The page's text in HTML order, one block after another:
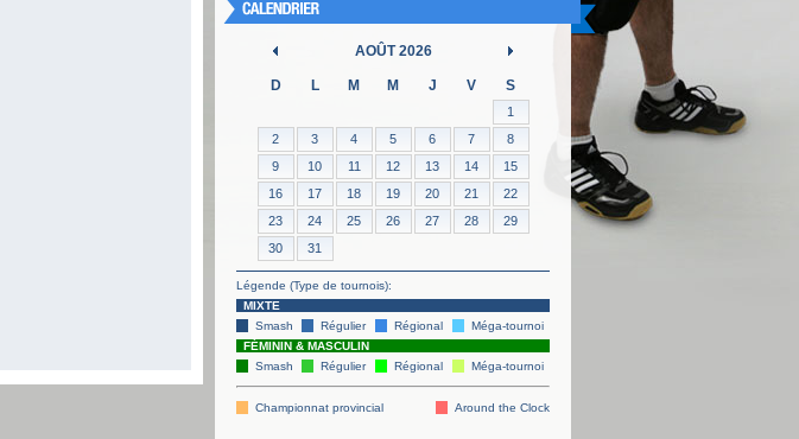
AOÛT 2026
D L M M J V S
1
2
3 4 5 6 7
8
9
10 11 12 13 14
15
16
17 18 19 20 21
22
23
24 25 26 27 28
29
30
31
Légende (Type de tournois):
MIXTE
Smash
Régulier Régional
Méga-tournoi
FÉMININ & MASCULIN
Smash
Régulier Régional Méga-tournoi
Championnat provincial Around the Clock